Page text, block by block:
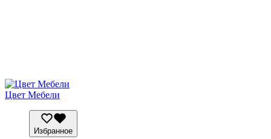
Цвет Мебели
Избранное